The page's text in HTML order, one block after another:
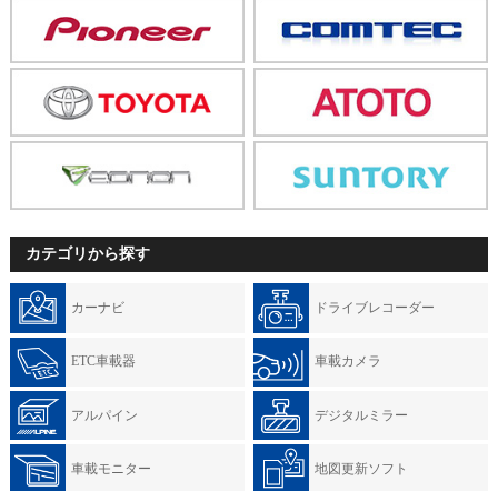
カテゴリから探す
カーナビ ドライブレコーダー
ETC車載器 車載カメラ
アルパイン デジタルミラー
車載モニター 地図更新ソフト